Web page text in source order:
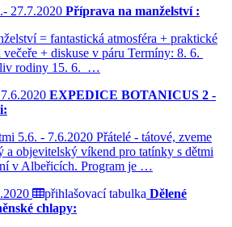
27.7.2020 Příprava na manželství :
= fantastická atmosféra + praktické
+ diskuse v páru Termíny: 8. 6.
rodiny 15. 6. …
EXPEDICE BOTANICUS 2 -
5.6. - 7.6.2020 Přátelé - tátové, zveme
a objevitelský víkend pro tatínky s dětmi
v Albeřicích. Program je …
přihlašovací tabulka Dělené
chlapy: